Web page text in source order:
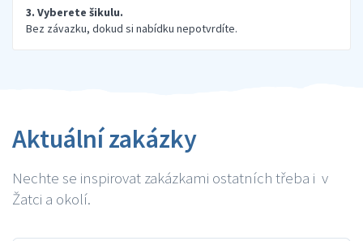
3. Vyberete šikulu.
Bez závazku, dokud si nabídku nepotvrdíte.
Aktuální zakázky
Nechte se inspirovat zakázkami ostatních třeba i v
Žatci a okolí.